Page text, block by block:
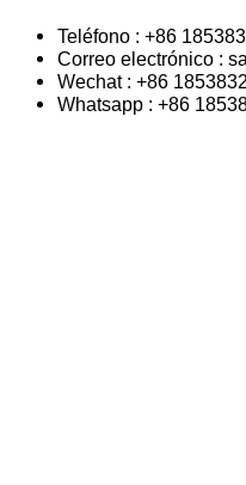
Teléfono : +86
Correo electrónico :
Wechat : +86
Whatsapp : +86